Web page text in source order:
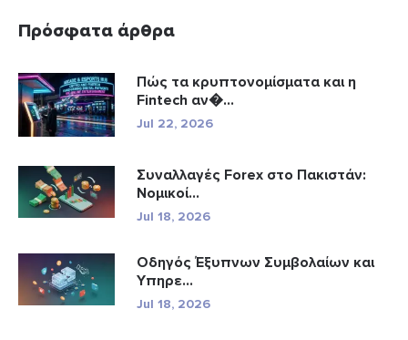
Πρόσφατα άρθρα
Πώς τα κρυπτονομίσματα και η
Fintech αν�...
Jul 22, 2026
Συναλλαγές Forex στο Πακιστάν:
Νομικοί...
Jul 18, 2026
Οδηγός Έξυπνων Συμβολαίων και
Υπηρε...
Jul 18, 2026